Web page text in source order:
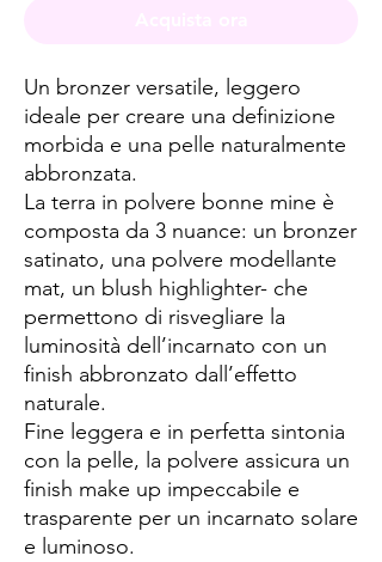
Un bronzer versatile, leggero
ideale per creare una definizione
morbida e una pelle naturalmente
abbronzata.
La terra in polvere bonne mine è
composta da 3 nuance: un bronzer
satinato, una polvere modellante
mat, un blush highlighter- che
permettono di risvegliare la
luminosità dell’incarnato con un
finish abbronzato dall’effetto
naturale.
Fine leggera e in perfetta sintonia
con la pelle, la polvere assicura un
finish make up impeccabile e
trasparente per un incarnato solare
e luminoso.